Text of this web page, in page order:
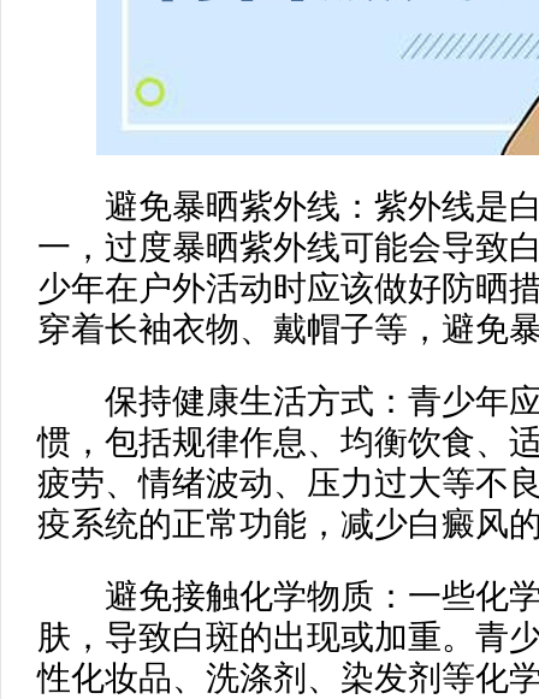
避免暴晒紫外线：紫外线是白
一，过度暴晒紫外线可能会导致
少年在户外活动时应该做好防晒
穿着长袖衣物、戴帽子等，避免
保持健康生活方式：青少年应
惯，包括规律作息、均衡饮食、
疲劳、情绪波动、压力过大等不
疫系统的正常功能，减少白癜风
避免接触化学物质：一些化学
肤，导致白斑的出现或加重。青
性化妆品、洗涤剂、染发剂等化